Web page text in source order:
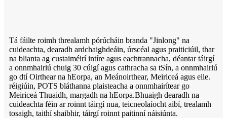
Tá fáilte roimh threalamh pórúcháin branda "Jinlong" na
cuideachta, dearadh ardchaighdeáin, úrscéal agus praiticiúil, thar
na blianta ag custaiméirí intíre agus eachtrannacha, déantar táirgí
a onnmhairiú chuig 30 cúigí agus cathracha sa tSín, a onnmhairiú
go dtí Oirthear na hEorpa, an Meánoirthear, Meiriceá agus eile.
réigiúin, POTS bláthanna plaisteacha a onnmhairítear go
Meiriceá Thuaidh, margadh na hEorpa.Bhuaigh dearadh na
cuideachta féin ar roinnt táirgí nua, teicneolaíocht aibí, trealamh
tosaigh, taithí shaibhir, táirgí roinnt paitinní náisiúnta.